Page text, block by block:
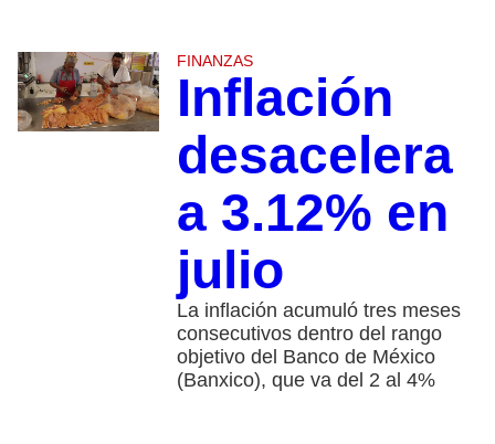
FINANZAS
Inflación
desacelera
a 3.12% en
julio
La inflación acumuló tres meses
consecutivos dentro del rango
objetivo del Banco de México
(Banxico), que va del 2 al 4%